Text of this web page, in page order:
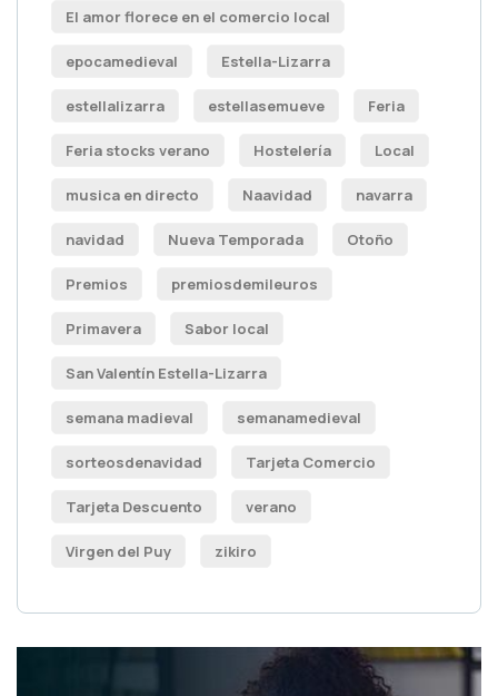
El amor florece en el comercio local
epocamedieval Estella-Lizarra
estellalizarra estellasemueve Feria
Feria stocks verano Hostelería Local
musica en directo Naavidad navarra
navidad Nueva Temporada Otoño
Premios premiosdemileuros
Primavera Sabor local
San Valentín Estella-Lizarra
semana madieval semanamedieval
sorteosdenavidad Tarjeta Comercio
Tarjeta Descuento verano
Virgen del Puy zikiro